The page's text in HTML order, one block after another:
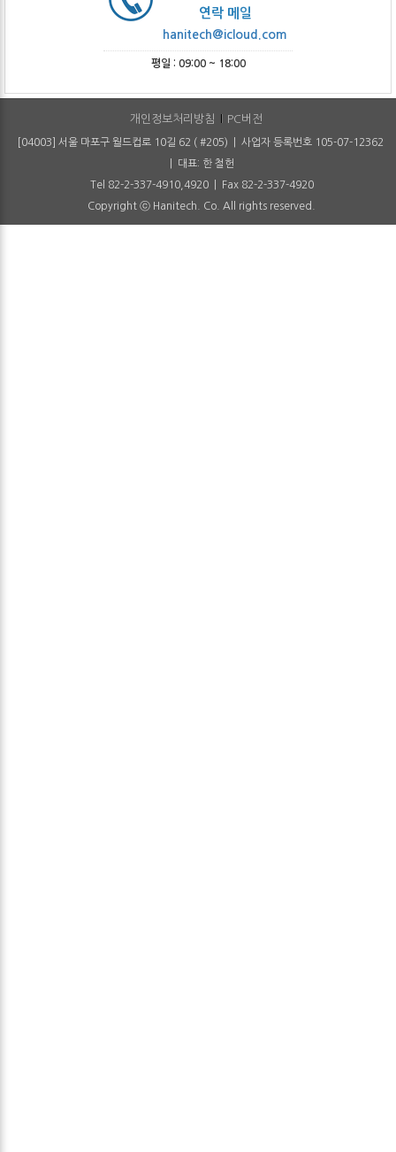
연락 메일
hanitech@icloud.com
평일 : 09:00 ~ 18:00
개인정보처리방침 PC버전
[04003] 서울 마포구 월드컵로 10길 62 ( #205) | 사업자 등록번호 105-07-12362
| 대표: 한 철헌
Tel 82-2-337-4910,4920 | Fax 82-2-337-4920
Copyright ⓒ Hanitech. Co. All rights reserved.